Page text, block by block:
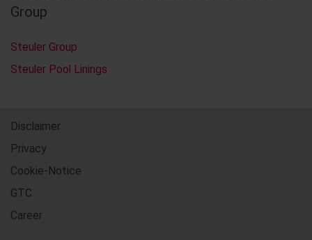
Group
Steuler Group
Steuler Pool Linings
Disclaimer
Privacy
Cookie-Notice
GTC
Career